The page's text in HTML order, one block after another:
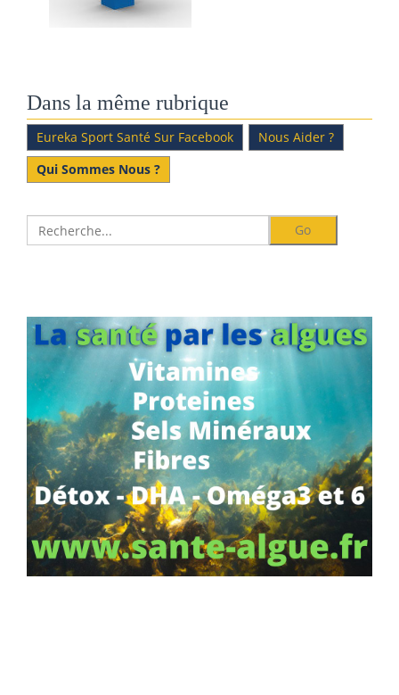
Dans la même rubrique
Eureka Sport Santé Sur Facebook
Nous Aider ?
Qui Sommes Nous ?